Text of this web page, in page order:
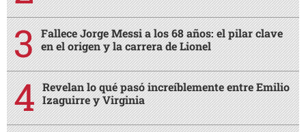
Fallece Jorge Messi a los 68 años: el pilar clave
en el origen y la carrera de Lionel
Revelan lo qué pasó increíblemente entre Emilio
Izaguirre y Virginia